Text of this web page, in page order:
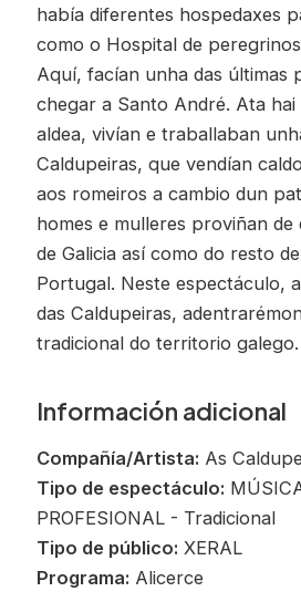
había diferentes hospedaxes
como o Hospital de
Aquí, facían unha das últimas
chegar a Santo André. Ata
aldea, vivían e traballaban
Caldupeiras, que vendían
aos romeiros a cambio dun
homes e mulleres proviñan de
de Galicia así como do resto
Portugal. Neste espectáculo,
das Caldupeiras,
tradicional do territorio galego.
Información adicional
Compañía/Artista: As
Tipo de espectáculo:
PROFESIONAL - Tradicional
Tipo de público: XERAL
Programa: Alicerce